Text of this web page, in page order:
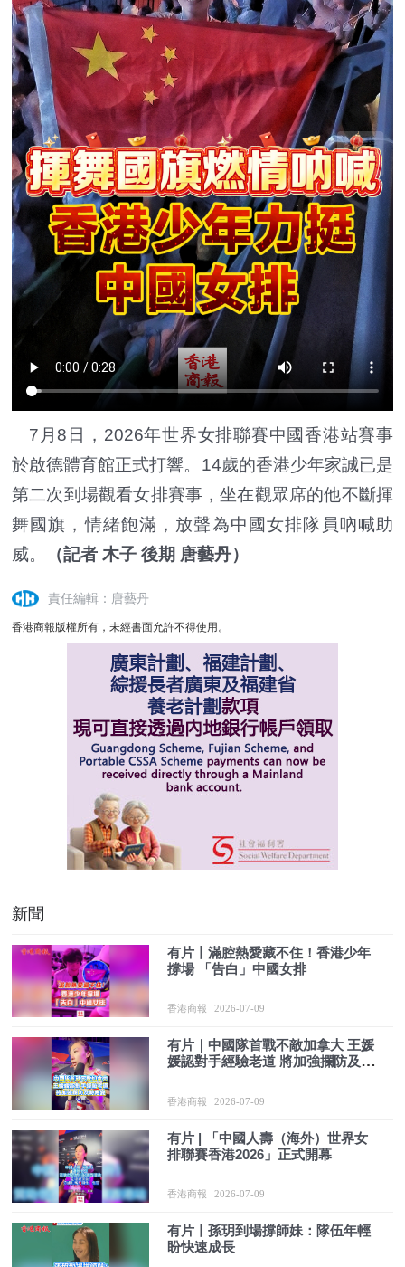
7月8日，2026年世界女排聯賽中國香港站賽事
於啟德體育館正式打響。14歲的香港少年家誠已是
第二次到場觀看女排賽事，坐在觀眾席的他不斷揮
舞國旗，情緒飽滿，放聲為中國女排隊員吶喊助
威。
（記者 木子 後期 唐藝丹）
責任編輯：唐藝丹
香港商報版權所有，未經書面允許不得使用。
新聞
有片丨滿腔熱愛藏不住！香港少年
撐場 「告白」中國女排
香港商報 2026-07-09
有片｜中國隊首戰不敵加拿大 王媛
媛認對手經驗老道 將加強攔防及時
香港商報 2026-07-09
有片 | 「中國人壽（海外）世界女
排聯賽香港2026」正式開幕
香港商報 2026-07-09
有片丨孫玥到場撐師妹：隊伍年輕
盼快速成長